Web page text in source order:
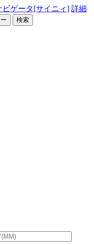
ゲータ[サイニィ] 詳細
検索